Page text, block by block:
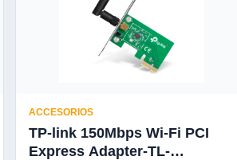
ACCESORIOS
TP-link 150Mbps Wi-Fi PCI
Express Adapter-TL-